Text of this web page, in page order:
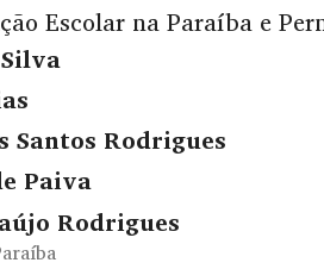
Escolar na Paraíba e
Santos Rodrigues
Paiva
Rodrigues